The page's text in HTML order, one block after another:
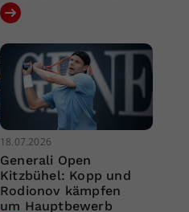
18.07.2026
Generali Open
Kitzbühel: Kopp und
Rodionov kämpfen
um Hauptbewerb